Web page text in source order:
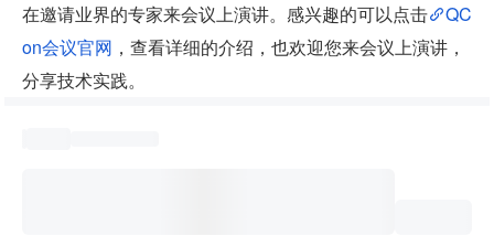
在邀请业界的专家来会议上演讲。感兴趣的可以点击
QC
on会议官网 ，查看详细的介绍，也欢迎您来会议上演讲，
分享技术实践。